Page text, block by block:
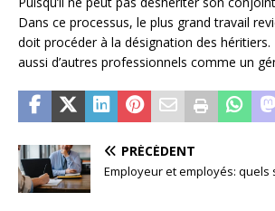
Dans ce processus, le plus grand travail
doit procéder à la désignation des
aussi d’autres professionnels comme un
PRÉCÉDENT
Employeur et employés: quels